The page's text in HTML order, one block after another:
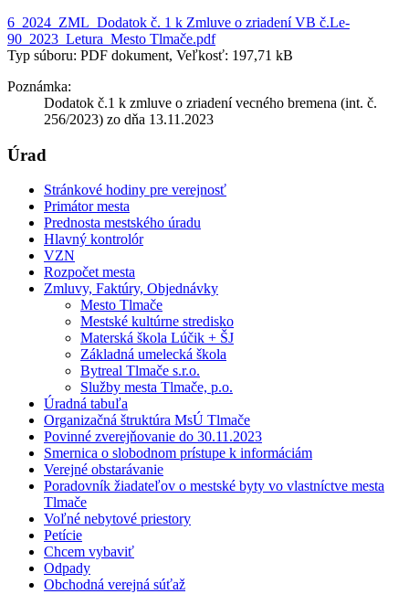
6_2024_ZML_Dodatok č. 1 k Zmluve o zriadení VB č.Le-
90_2023_Letura_Mesto Tlmače.pdf
Typ súboru: PDF dokument, Veľkosť: 197,71 kB
Poznámka:
Dodatok č.1 k zmluve o zriadení vecného bremena (int. č.
256/2023) zo dňa 13.11.2023
Úrad
Stránkové hodiny pre verejnosť
Primátor mesta
Prednosta mestského úradu
Hlavný kontrolór
VZN
Rozpočet mesta
Zmluvy, Faktúry, Objednávky
Mesto Tlmače
Mestské kultúrne stredisko
Materská škola Lúčik + ŠJ
Základná umelecká škola
Bytreal Tlmače s.r.o.
Služby mesta Tlmače, p.o.
Úradná tabuľa
Organizačná štruktúra MsÚ Tlmače
Povinné zverejňovanie do 30.11.2023
Smernica o slobodnom prístupe k informáciám
Verejné obstarávanie
Poradovník žiadateľov o mestské byty vo vlastníctve mesta
Tlmače
Voľné nebytové priestory
Petície
Chcem vybaviť
Odpady
Obchodná verejná súťaž